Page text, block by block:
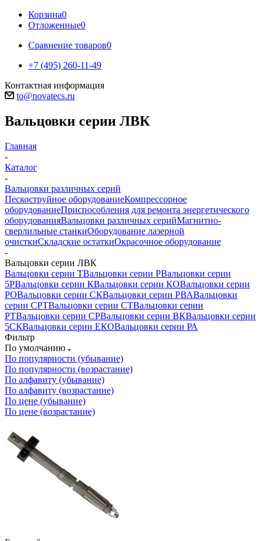
Корзина0
Отложенные0
Сравнение товаров0
+7 (495) 260-11-49
Контактная информация
to@novatecs.ru
Вальцовки серии ЛВК
Главная
-
Каталог
-
Вальцовки различных серий
Пескоструйное оборудованиеКомпрессорное
оборудованиеПриспособления для ремонта энергетического
оборудованияВальцовки различных серийМагнитно-
сверлильные станкиОборудование лазерной
очисткиСкладские остаткиОкрасочное оборудование
-
Вальцовки серии ЛВК
Вальцовки серии ТВальцовки серии РВальцовки серии
5РВальцовки серии КВальцовки серии КОВальцовки серии
РОВальцовки серии СКВальцовки серии РВАВальцовки
серии СРТВальцовки серии СТВальцовки серии
РТВальцовки серии СРВальцовки серии ВКВальцовки серии
5СКВальцовки серии ЕКОВальцовки серии РА
Фильтр
По умолчанию
По популярности (убывание)
По популярности (возрастание)
По алфавиту (убывание)
По алфавиту (возрастание)
По цене (убывание)
По цене (возрастание)